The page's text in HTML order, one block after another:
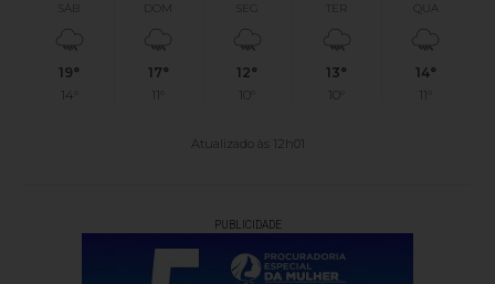
SÁB
19°
14°
DOM
17°
11°
SEG
12°
10°
TER
13°
10°
QUA
14°
11°
Atualizado às 12h01
PUBLICIDADE